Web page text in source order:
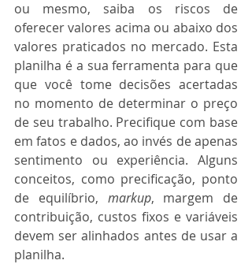
ou mesmo, saiba os riscos de
oferecer valores acima ou abaixo dos
valores praticados no mercado. Esta
planilha é a sua ferramenta para que
que você tome decisões acertadas
no momento de determinar o preço
de seu trabalho. Precifique com base
em fatos e dados, ao invés de apenas
sentimento ou experiência. Alguns
conceitos, como precificação, ponto
de equilíbrio, markup, margem de
contribuição, custos fixos e variáveis
devem ser alinhados antes de usar a
planilha.